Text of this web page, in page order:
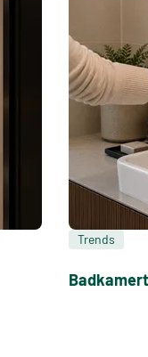
Trends